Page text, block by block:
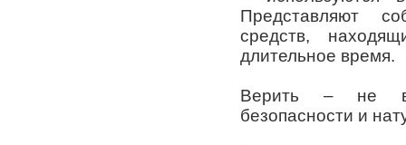
Представляют
средств,
длительное время.
Верить – не
безопасности и